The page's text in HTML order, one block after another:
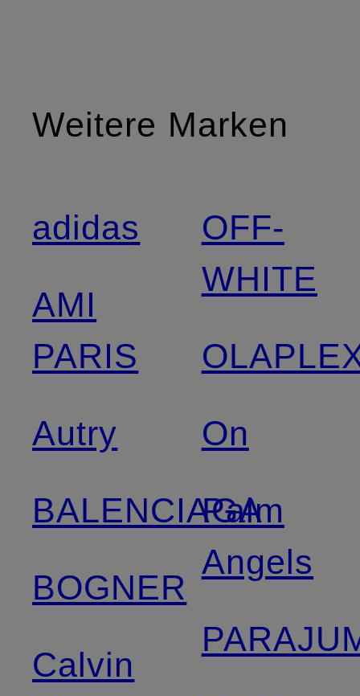
Weitere Marken
adidas
AMI
PARIS
Autry
BALENCIAGA
BOGNER
Calvin
OFF-
WHITE
On
Palm
Angels